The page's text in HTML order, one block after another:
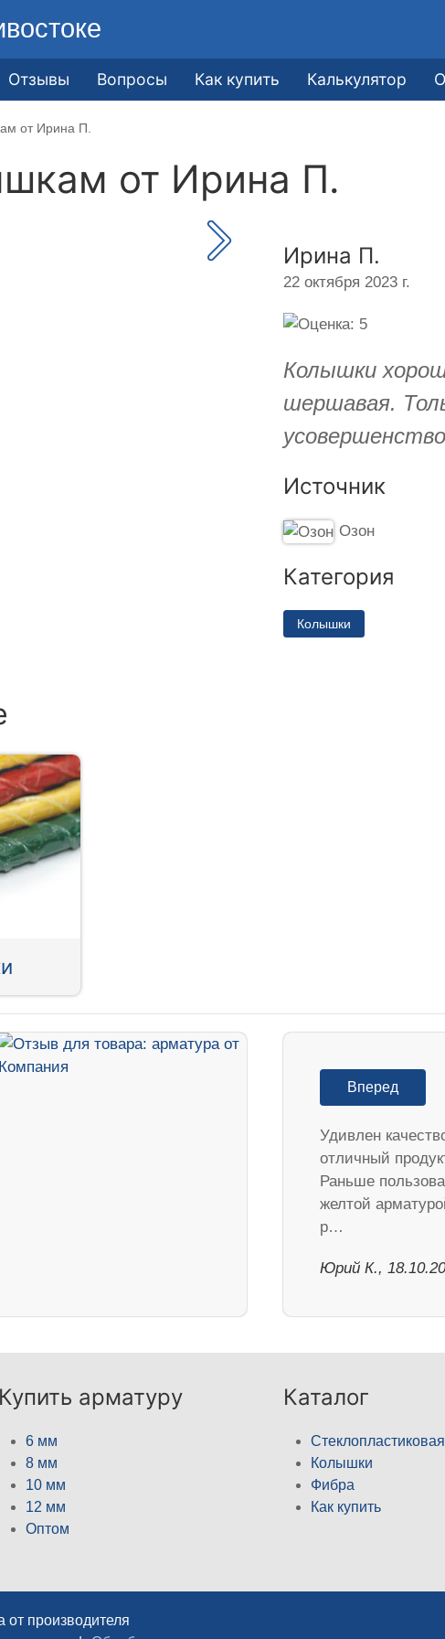
Отзывы Вопросы Как купить Калькулятор
от Ирина П.
от Ирина П.
Ирина П.
22 октября 2023 г.
Колышки
шершавая.
Источник
Озон
Категория
Колышки
Вперед
Удивлен
отличный
Раньше
желтой
р…
Юрий К.,
Купить арматуру
6 мм
8 мм
10 мм
12 мм
Оптом
Каталог
Колышки
Фибра
Как купить
от производителя